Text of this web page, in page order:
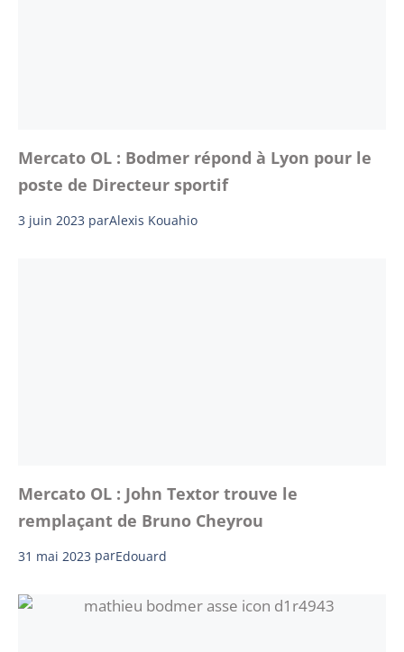
Mercato OL : Bodmer répond à Lyon pour le
poste de Directeur sportif
3 juin 2023 parAlexis Kouahio
Mercato OL : John Textor trouve le
remplaçant de Bruno Cheyrou
31 mai 2023 parEdouard